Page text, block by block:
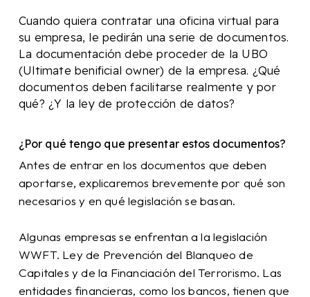
Cuando quiera contratar una oficina virtual para
su empresa, le pedirán una serie de documentos.
La documentación debe proceder de la UBO
(Ultimate benificial owner) de la empresa. ¿Qué
documentos deben facilitarse realmente y por
qué? ¿Y la ley de protección de datos?
¿Por qué tengo que presentar estos documentos?
Antes de entrar en los documentos que deben
aportarse, explicaremos brevemente por qué son
necesarios y en qué legislación se basan.
Algunas empresas se enfrentan a la legislación
WWFT. Ley de Prevención del Blanqueo de
Capitales y de la Financiación del Terrorismo. Las
entidades financieras, como los bancos, tienen que